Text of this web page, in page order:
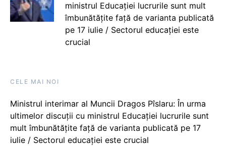
ministrul Educației lucrurile sunt mult
îmbunătățite față de varianta publicată
pe 17 iulie / Sectorul educației este
crucial
CELE MAI NOI
Ministrul interimar al Muncii Dragos Pîslaru: În urma
ultimelor discuții cu ministrul Educației lucrurile sunt
mult îmbunătățite față de varianta publicată pe 17
iulie / Sectorul educației este crucial